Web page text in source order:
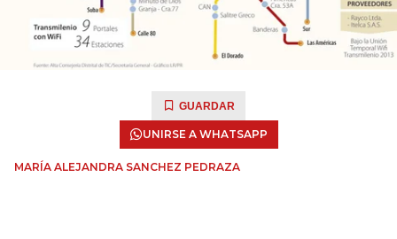
GUARDAR
UNIRSE A WHATSAPP
MARÍA ALEJANDRA SANCHEZ PEDRAZA